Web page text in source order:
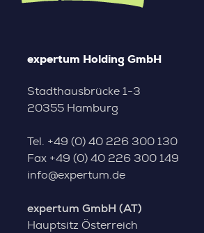
expertum Holding GmbH
Stadthausbrücke 1-3
20355 Hamburg
Tel. +49 (0) 40 226 300 130
Fax +49 (0) 40 226 300 149
info@expertum.de
expertum GmbH (AT)
Hauptsitz Österreich